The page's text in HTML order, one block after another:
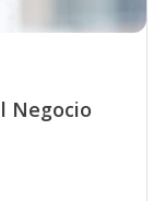
Negocio